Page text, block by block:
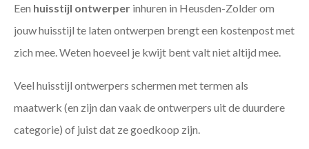
Een huisstijl ontwerper inhuren in Heusden-Zolder om
jouw huisstijl te laten ontwerpen brengt een kostenpost met
zich mee. Weten hoeveel je kwijt bent valt niet altijd mee.
Veel huisstijl ontwerpers schermen met termen als
maatwerk (en zijn dan vaak de ontwerpers uit de duurdere
categorie) of juist dat ze goedkoop zijn.